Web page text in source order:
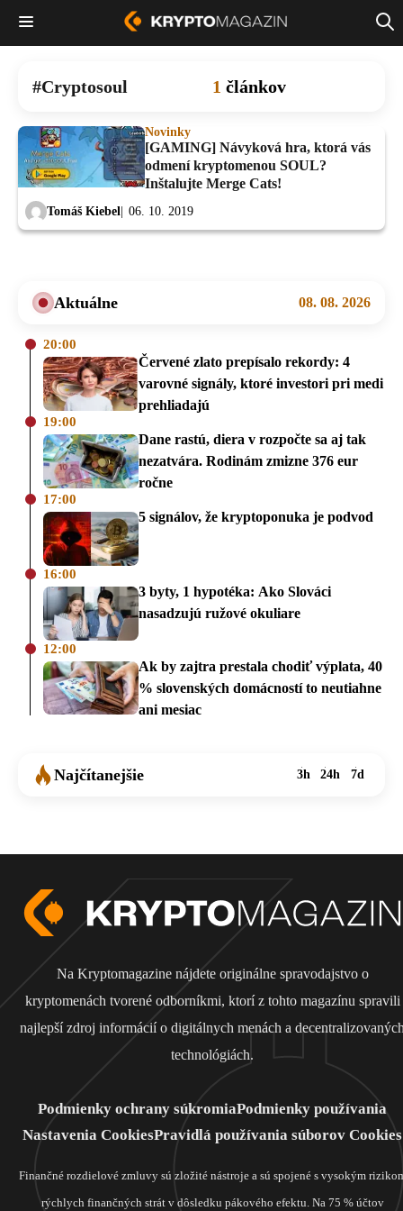
Cryptosoul 1 článkov
Novinky
[GAMING] Návyková hra, ktorá vás
odmení kryptomenou SOUL?
Inštalujte Merge Cats!
Tomáš Kiebel 06. 10. 2019
Aktuálne 08. 08. 2026
20:00
Červené zlato prepísalo rekordy: 4
varovné signály, ktoré investori pri medi
prehliadajú
19:00
Dane rastú, diera v rozpočte sa aj tak
nezatvára. Rodinám zmizne 376 eur
ročne
17:00
5 signálov, že kryptoponuka je podvod
16:00
3 byty, 1 hypotéka: Ako Slováci
nasadzujú ružové okuliare
12:00
Ak by zajtra prestala chodiť výplata, 40
% slovenských domácností to neutiahne
ani mesiac
Najčítanejšie 3h 24h 7d
Na Kryptomagazine nájdete originálne spravodajstvo o
kryptomenách tvorené odborníkmi, ktorí z tohto magazínu spravili
najlepší zdroj informácií o digitálnych menách a
technológiách.
Podmienky ochrany súkromiaPodmienky používania
Nastavenia CookiesPravidlá používania súborov Cookies
Finančné rozdielové zmluvy sú zložité nástroje a sú spojené s vysokým
rýchlych finančných strát v dôsledku pákového efektu. Na 75 % účtov